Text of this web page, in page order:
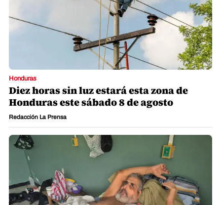
Honduras
Diez horas sin luz estará esta zona de
Honduras este sábado 8 de agosto
Redacción La Prensa